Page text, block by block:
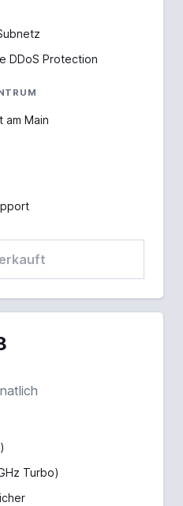
DDoS Protection
am Main
Turbo)